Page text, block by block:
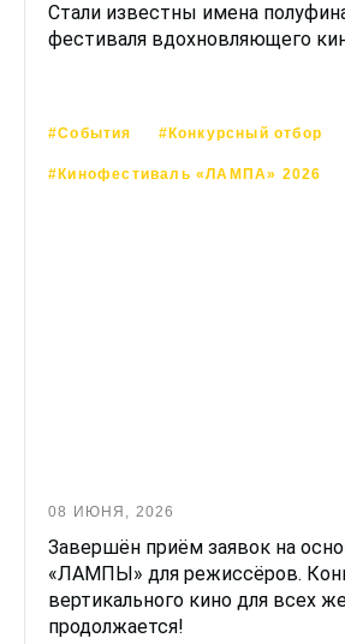
Стали известны имена
фестиваля вдохновляющего
#События #Конкурсный отбор
#Кинофестиваль «ЛАМПА» 2026
08 ИЮНЯ, 2026
Завершён приём заявок на
«ЛАМПЫ» для режиссёров.
вертикального кино для всех
продолжается!